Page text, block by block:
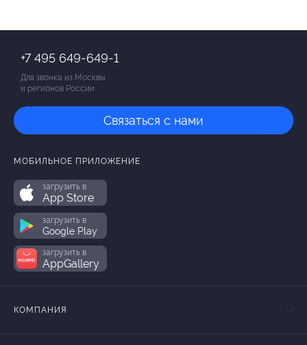
+7 495 649-649-1
Для звонка из Москвы
и регионов России
Связаться с нами
МОБИЛЬНОЕ ПРИЛОЖЕНИЕ
загрузить в
App Store
загрузить в
Google Play
загрузить в
AppGallery
КОМПАНИЯ